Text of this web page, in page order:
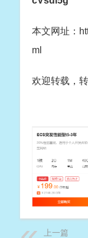
本文网址：
ml
欢迎转载，
上一篇